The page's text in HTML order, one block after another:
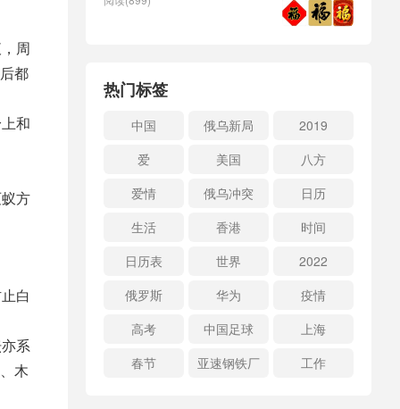
周
都
和
方
白
系
木
热门标签
中国 俄乌新局
2019
爱
美国
八方
爱情
俄乌冲突
日历
生活
香港
时间
日历表
世界
2022
俄罗斯
华为
疫情
高考
中国足球
上海
春节
亚速钢铁厂 工作